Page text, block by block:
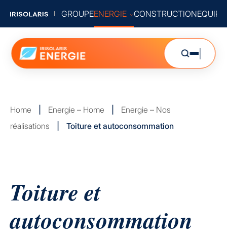
GROUPEENERGIE CONSTRUCTION
Home Energie – Home
Energie – Nos
réalisations
Toiture et autoconsommation
Toiture et
autoconsommation